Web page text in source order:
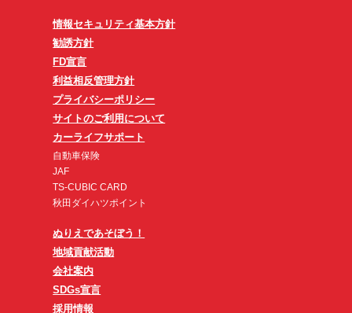
情報セキュリティ基本方針
勧誘方針
FD宣言
利益相反管理方針
プライバシーポリシー
サイトのご利用について
カーライフサポート
自動車保険
JAF
TS-CUBIC CARD
秋田ダイハツポイント
ぬりえであそぼう！
地域貢献活動
会社案内
SDGs宣言
採用情報